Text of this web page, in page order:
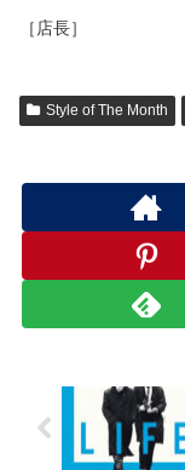
［店長］
Style of The Month